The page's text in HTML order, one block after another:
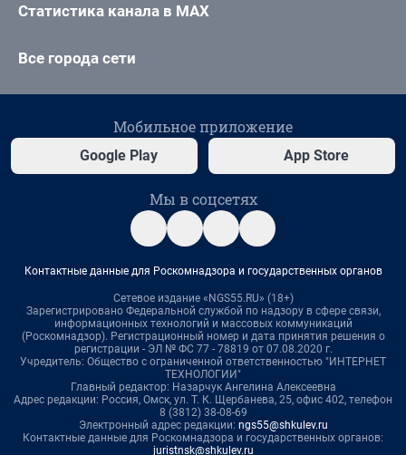
Статистика канала в MAX
Все города сети
Мобильное приложение
Google Play App Store
Мы в соцсетях
Контактные данные для Роскомнадзора и государственных органов
Сетевое издание «NGS55.RU» (18+)
Зарегистрировано Федеральной службой по надзору в сфере связи,
информационных технологий и массовых коммуникаций
(Роскомнадзор). Регистрационный номер и дата принятия решения о
регистрации - ЭЛ № ФС 77 - 78819 от 07.08.2020 г.
Учредитель: Общество с ограниченной ответственностью "ИНТЕРНЕТ
ТЕХНОЛОГИИ"
Главный редактор: Назарчук Ангелина Алексеевна
Адрес редакции: Россия, Омск, ул. Т. К. Щербанева, 25, офис 402, телефон
8 (3812) 38-08-69
Электронный адрес редакции: ngs55@shkulev.ru
Контактные данные для Роскомнадзора и государственных органов:
juristnsk@shkulev.ru